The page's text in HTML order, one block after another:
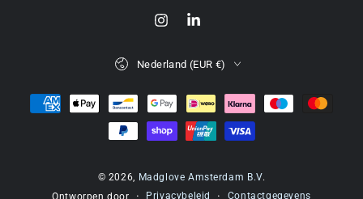
InstagramLinkedIn
© 2026, Madglove Amsterdam B.V.
Ontworpen door
Privacybeleid Contactgegevens
Nederland (EUR €)
Betaalmethoden